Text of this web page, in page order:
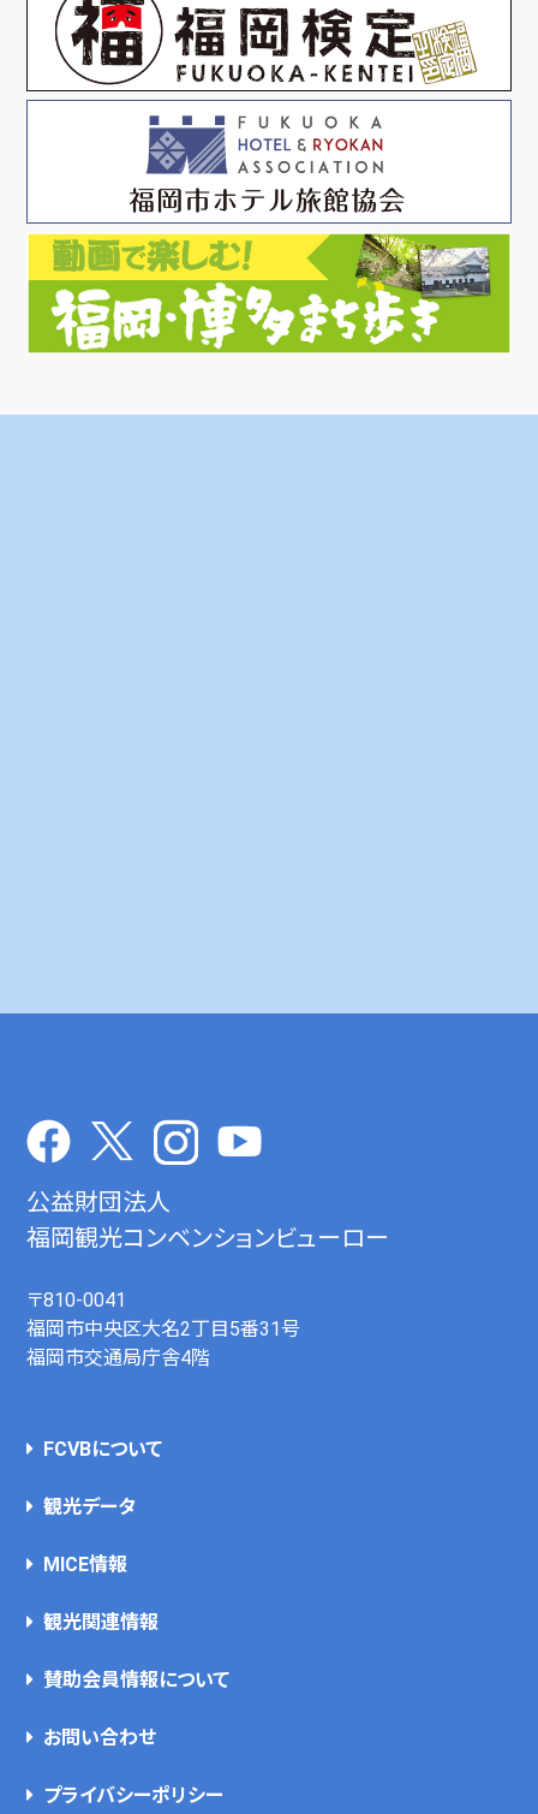
公益財団法人
福岡観光コンベンションビューロー
〒810-0041
福岡市中央区大名2丁目5番31号
福岡市交通局庁舎4階
FCVBについて
観光データ
MICE情報
観光関連情報
賛助会員情報について
お問い合わせ
プライバシーポリシー